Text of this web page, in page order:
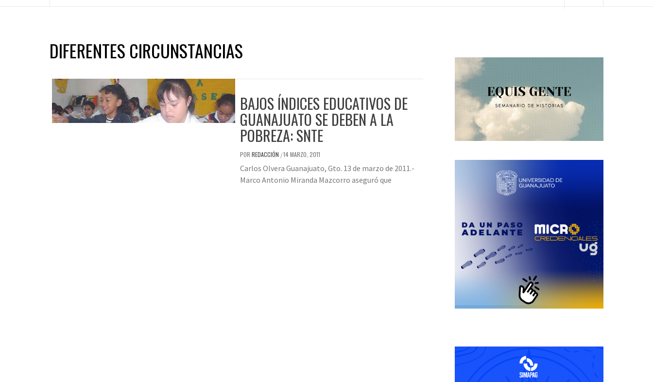
DIFERENTES CIRCUNSTANCIAS
BAJOS ÍNDICES EDUCATIVOS DE
GUANAJUATO SE DEBEN A LA
POBREZA: SNTE
POR REDACCIÓN /14 MARZO, 2011
Carlos Olvera Guanajuato, Gto. 13 de marzo de 2011.-
Marco Antonio Miranda Mazcorro aseguró que